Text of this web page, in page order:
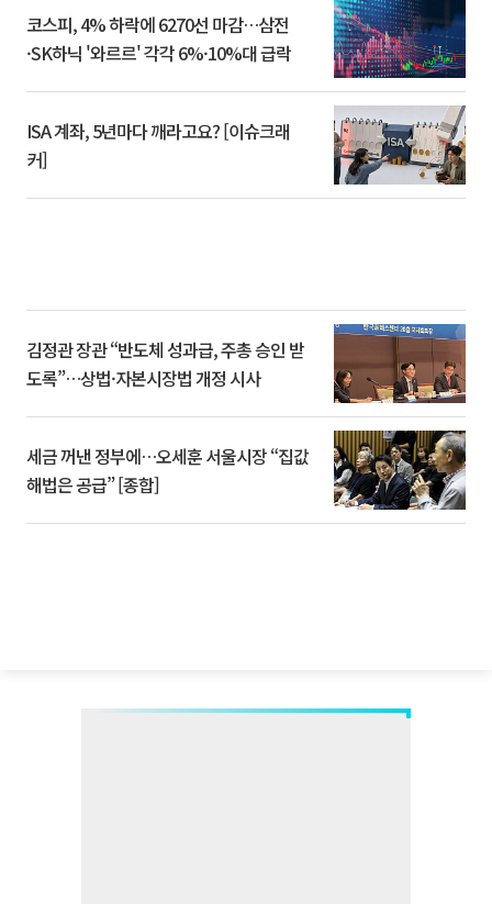
코스피, 4% 하락에 6270선 마감…삼전
·SK하닉 '와르르' 각각 6%·10%대 급락
ISA 계좌, 5년마다 깨라고요? [이슈크래
커]
김정관 장관 “반도체 성과급, 주총 승인 받
도록”…상법·자본시장법 개정 시사
세금 꺼낸 정부에…오세훈 서울시장 “집값
해법은 공급” [종합]